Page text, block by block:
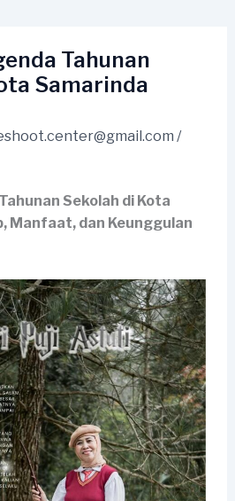
Tahunan
Samarinda
/
Sekolah di Kota
Manfaat, dan Keunggulan